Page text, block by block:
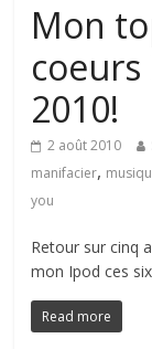
Mon
coeurs
2010!
2 août 2010
manifacier,
you
Retour sur cinq
mon Ipod ces
Read more